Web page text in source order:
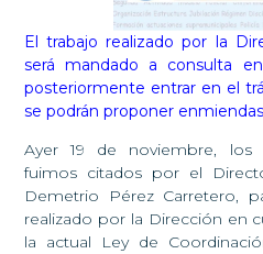
El trabajo realizado por la
será mandado a consulta
posteriormente entrar en el
se podrán proponer
Ayer 19 de noviembre, los
fuimos citados por el
Demetrio Pérez Carretero,
realizado por la Dirección en
la actual Ley de